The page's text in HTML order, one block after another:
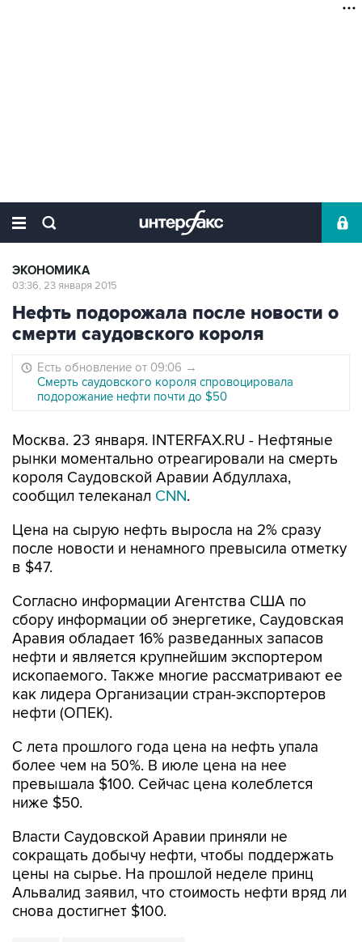
ЭКОНОМИКА
03:36, 23 января 2015
Нефть подорожала после новости о
смерти саудовского короля
Есть обновление от 09:06 →
Смерть саудовского короля спровоцировала
подорожание нефти почти до $50
Москва. 23 января. INTERFAX.RU - Нефтяные
рынки моментально отреагировали на смерть
короля Саудовской Аравии Абдуллаха,
сообщил телеканал CNN.
Цена на сырую нефть выросла на 2% сразу
после новости и ненамного превысила отметку
в $47.
Согласно информации Агентства США по
сбору информации об энергетике, Саудовская
Аравия обладает 16% разведанных запасов
нефти и является крупнейшим экспортером
ископаемого. Также многие рассматривают ее
как лидера Организации стран-экспортеров
нефти (ОПЕК).
С лета прошлого года цена на нефть упала
более чем на 50%. В июле цена на нее
превышала $100. Сейчас цена колеблется
ниже $50.
Власти Саудовской Аравии приняли не
сокращать добычу нефти, чтобы поддержать
цены на сырье. На прошлой неделе принц
Альвалид заявил, что стоимость нефти вряд ли
снова достигнет $100.